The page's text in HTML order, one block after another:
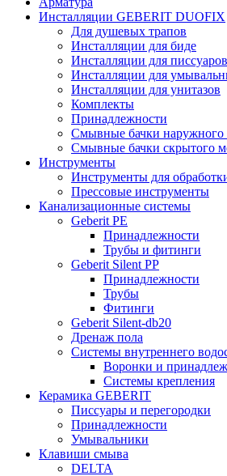
Инсталляции GEBERIT DUOFIX
Для душевых трапов
Инсталляции для биде
Инсталляции для писсуаров
Инсталляции для
Инсталляции для унитазов
Комплекты
Принадлежности
Смывные бачки наружного
Смывные бачки скрытого
Инструменты
Инструменты для
Прессовые инструменты
Канализационные системы
Geberit PE
Принадлежности
Трубы и фитинги
Geberit Silent PP
Принадлежности
Трубы
Фитинги
Geberit Silent-db20
Дренаж пола
Системы внутреннего
Воронки и
Системы крепления
Керамика GEBERIT
Писсуары и перегородки
Принадлежности
Умывальники
Клавиши смыва
DELTA